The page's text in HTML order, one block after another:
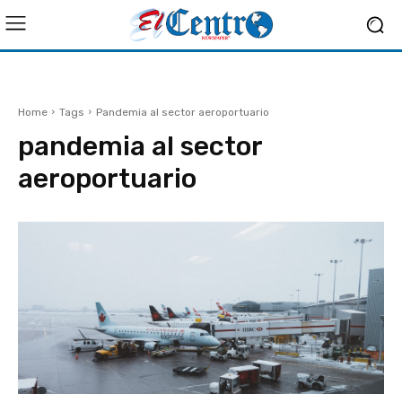
Home Tags Pandemia al sector aeroportuario
pandemia al sector
aeroportuario